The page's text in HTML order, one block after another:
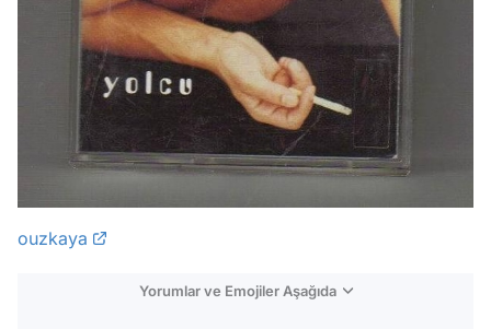
ouzkaya
Yorumlar ve Emojiler Aşağıda